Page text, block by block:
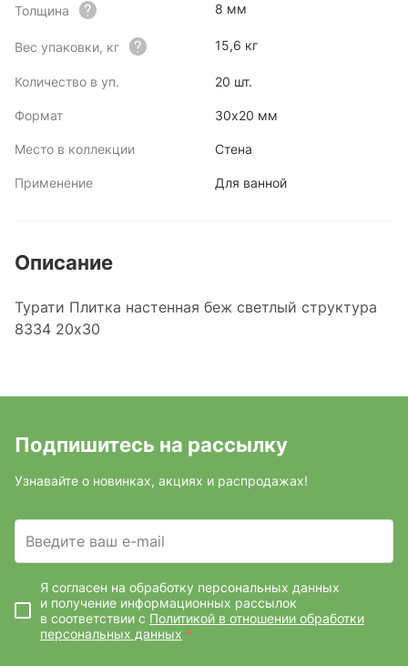
Толщина 8 мм
Вес упаковки, кг 15,6 кг
Количество в уп. 20 шт.
Формат 30x20 мм
Место в коллекции Стена
Применение Для ванной
Описание
Турати Плитка настенная беж светлый структура
8334 20х30
Подпишитесь на рассылку
Узнавайте о новинках, акциях и распродажах!
Введите ваш e-mail
Я согласен на обработку персональных данных
и получение информационных рассылок
в соответствии с Политикой в отношении обработки
персональных данных *